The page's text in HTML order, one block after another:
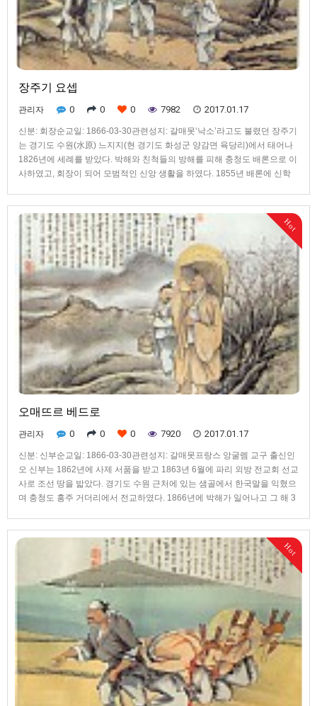
장주기 요셉
관리자 0 0 0 7982 2017.01.17
신분: 회장순교일: 1866-03-30관련성지: 갈매못‘낙소’라고도 불렸던 장주기
는 경기도 수원(水原) 느지지(현 경기도 화성군 양감면 육당리)에서 태어나
1826년에 세례를 받았다. 박해와 친척들의 방해를 피해 충청도 배론으로 이
사하였고, 회장이 되어 모범적인 신앙 생활을 하였다. 1855년 배론에 신학
학교에서 신 신부와 박 신부가 체포되자 장주기는 제천 부근의 노럴골로 피
신하였지만, 다른 교우들이 피해를 입을까 염려하여 자수한 뒤 서울로 압송
되었다. 서울의 포청에서 고문을 견뎌 내며 끝까지 신앙을 지켜, 때마침 홍주
거더리에서 끌려 온 안 주교, 민 신부, 오 신부, 황석두 등과 함께 3월 30일 충
남 보령군 갈매못에서 군문효수형을 받고 64세의 나이로 순교하였다.
Hot
오매뜨르 베드로
관리자 0 0 0 7920 2017.01.17
신분: 신부순교일: 1866-03-30관련성지: 갈매못프랑스 앙굴렘 교구 출신인
오 신부는 1862년에 사제 서품을 받고 1863년 6월에 파리 외방 전교회 선교
사로 조선 땅을 밟았다. 경기도 수원 근처에 있는 샘골에서 한국말을 익혔으
며 충청도 홍주 거더리에서 전교하였다. 1866년에 박해가 일어나고 그 해 3
께 서울에서 사형 선고를 받았고, 3월 30일 갈매못에서 안 주교 다음으로 두
번째 칼날을 맞아 29세의 젊은 나이로 자신을 하느님께 봉헌하였다.
Hot